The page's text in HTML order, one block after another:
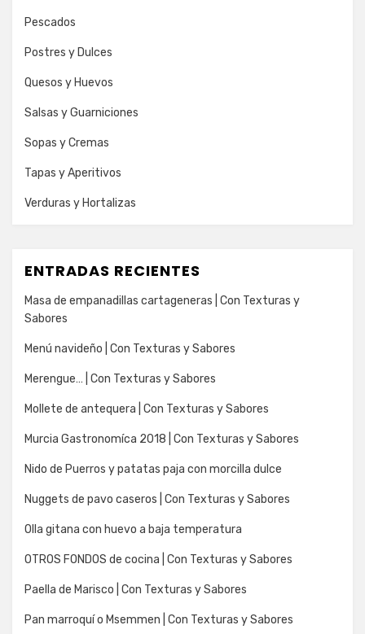
Pescados
Postres y Dulces
Quesos y Huevos
Salsas y Guarniciones
Sopas y Cremas
Tapas y Aperitivos
Verduras y Hortalizas
ENTRADAS RECIENTES
Masa de empanadillas cartageneras | Con Texturas y
Sabores
Menú navideño | Con Texturas y Sabores
Merengue… | Con Texturas y Sabores
Mollete de antequera | Con Texturas y Sabores
Murcia Gastronomíca 2018 | Con Texturas y Sabores
Nido de Puerros y patatas paja con morcilla dulce
Nuggets de pavo caseros | Con Texturas y Sabores
Olla gitana con huevo a baja temperatura
OTROS FONDOS de cocina | Con Texturas y Sabores
Paella de Marisco | Con Texturas y Sabores
Pan marroquí o Msemmen | Con Texturas y Sabores